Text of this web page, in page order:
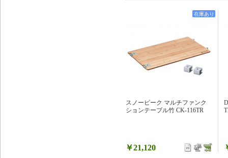
スノーピーク マルチファンク
ションテーブル竹 CK-116TR
￥21,120
在庫あり